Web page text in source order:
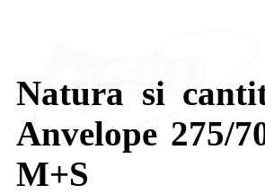
Natura si
Anvelope 275/
M+S